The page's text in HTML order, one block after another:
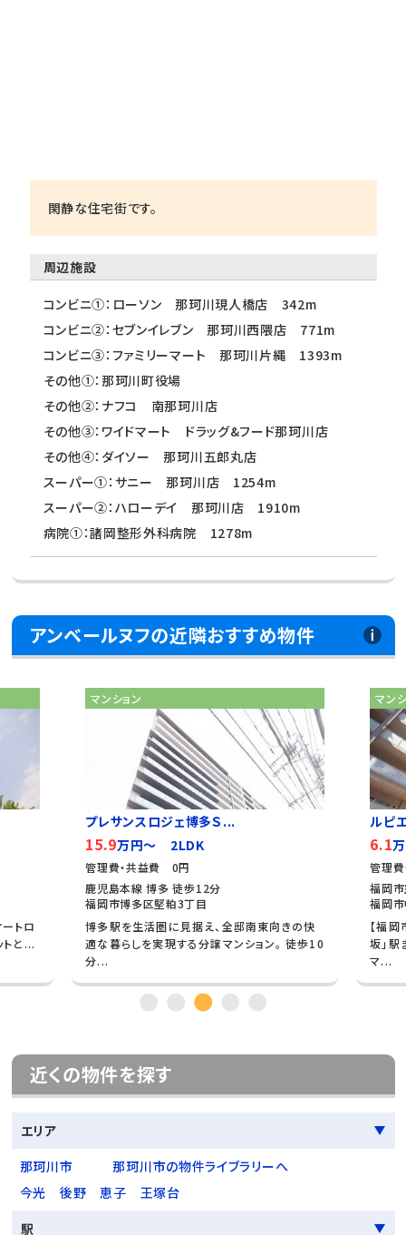
閑静な住宅街です。
周辺施設
コンビニ①：ローソン 那珂川現人橋店 342m
コンビニ②：セブンイレブン 那珂川西隈店 771m
コンビニ③：ファミリーマート 那珂川片縄 1393m
その他①：那珂川町役場
その他②：ナフコ 南那珂川店
その他③：ワイドマート ドラッグ&フード那珂川店
その他④：ダイソー 那珂川五郎丸店
スーパー①：サニー 那珂川店 1254m
スーパー②：ハローデイ 那珂川店 1910m
病院①：諸岡整形外科病院 1278m
アンベールヌフの近隣おすすめ物件
トロ
トと...
マンション
プレサンスロジェ博多Ｓ...
15.9万円～ 2LDK
管理費・共益費 0円
鹿児島本線 博多 徒歩12分
福岡市博多区堅粕3丁目
博多駅を生活圏に見据え、全邸南東向きの快
適な暮らしを実現する分譲マンション。 徒歩10
分...
マン
ルピ
6.1
管理
福岡
福岡
【福
坂」
マ...
近くの物件を探す
エリア
那珂川市
那珂川市の物件ライブラリーへ
今光
後野 恵子
王塚台
駅